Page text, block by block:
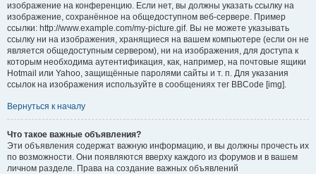
изображение на конференцию. Если нет, вы должны указать ссылку на
изображение, сохранённое на общедоступном веб-сервере. Пример
ссылки: http://www.example.com/my-picture.gif. Вы не можете указывать
ссылку ни на изображения, хранящиеся на вашем компьютере (если он не
является общедоступным сервером), ни на изображения, для доступа к
которым необходима аутентификация, как, например, на почтовые ящики
Hotmail или Yahoo, защищённые паролями сайты и т. п. Для указания
ссылок на изображения используйте в сообщениях тег BBCode [img].
Вернуться к началу
Что такое важные объявления?
Эти объявления содержат важную информацию, и вы должны прочесть их
по возможности. Они появляются вверху каждого из форумов и в вашем
личном разделе. Права на создание важных объявлений